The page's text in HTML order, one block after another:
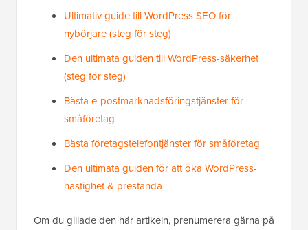
Ultimativ guide till WordPress SEO för
nybörjare (steg för steg)
Den ultimata guiden till WordPress-säkerhet
(steg för steg)
Bästa e-postmarknadsföringstjänster för
småföretag
Bästa företagstelefontjänster för småföretag
Den ultimata guiden för att öka WordPress-
hastighet & prestanda
Om du gillade den här artikeln, prenumerera gärna på